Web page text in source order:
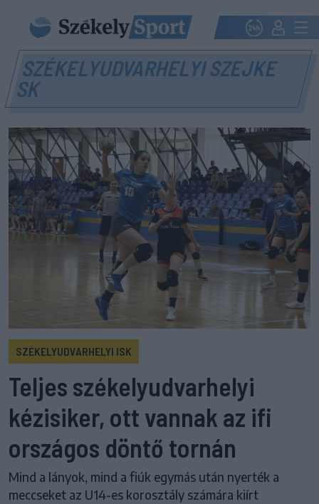
SZÉKELYUDVARHELYI SZEJKE
SK
SZÉKELYUDVARHELYI ISK
Teljes székelyudvarhelyi
kézisiker, ott vannak az ifi
országos döntő tornán
Mind a lányok, mind a fiúk egymás után nyerték a
meccseket az U14-es korosztály számára kiírt